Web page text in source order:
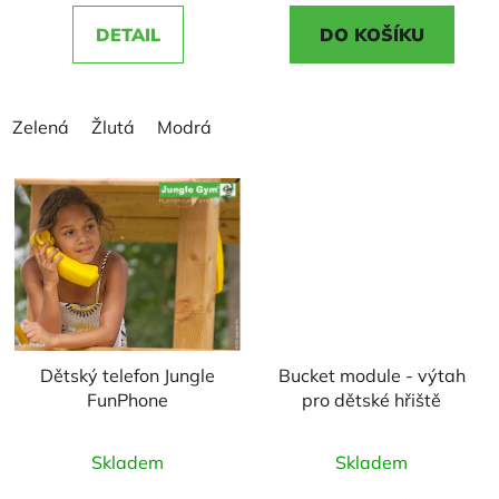
5,0
z
DETAIL
Zelená Žlutá Modrá
5,0
z
DO KOŠÍKU
Dětský telefon Jungle
FunPhone
hodnocení
Skladem
Bucket module - výtah
pro dětské hřiště
hodnocení
Skladem